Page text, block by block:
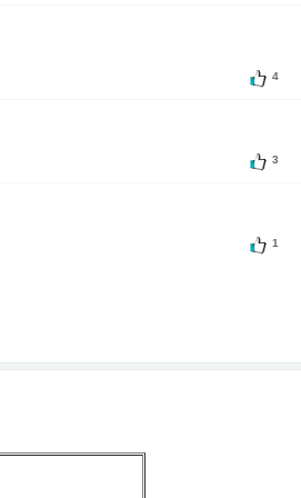
упорно двигаться дальше. Возможно, Вам
но никогда не сдавайтесь.
окружающей среды, чем Вы сейчас. Хотели
даже ходить, и как много они были бы готовы
чтобы совершать изменения в мире или в
заслуживаете успеха. Сохраняйте этот
достичь кто-то другой из-за того, что Вы сами
4
3
1